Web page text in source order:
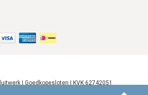
| Goedkopesloten | KVK 62742051